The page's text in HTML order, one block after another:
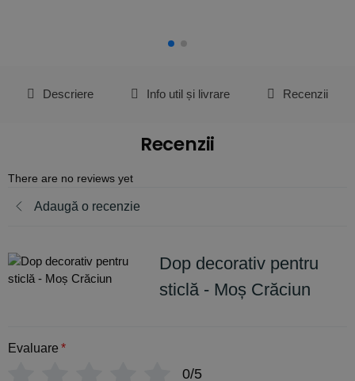
Descriere Info util și livrare Recenzii
Recenzii
There are no reviews yet
Adaugă o recenzie
Dop decorativ pentru
sticlă - Moș Crăciun
Evaluare *
0/5